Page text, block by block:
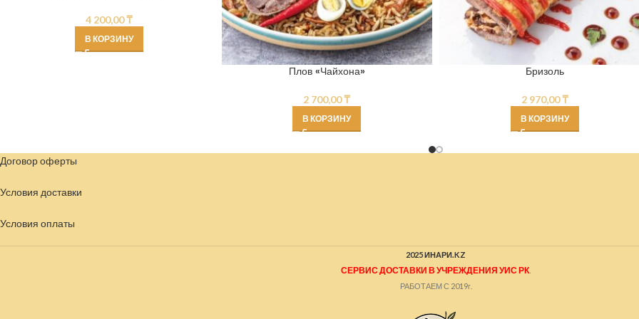
4 200,00₸
В КОРЗИНУ
Плов «Чайхона»
2 700,00₸
В КОРЗИНУ
Бризоль
2 970,00₸
В КОРЗИНУ
Договор оферты
Условия доставки
Условия оплаты
2025 ИНАРИ.KZ
СЕРВИС ДОСТАВКИ В УЧРЕЖДЕНИЯ УИС РК
РАБОТАЕМ С 2019г.